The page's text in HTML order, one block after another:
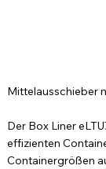
Mittelausschieber
Der Box Liner
effizienten
Containergrößen